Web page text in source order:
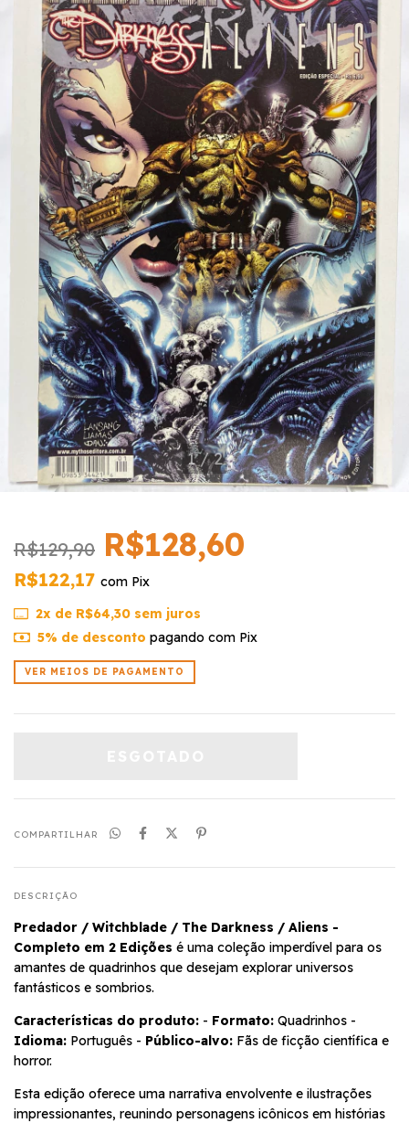
1/2
R$129,90 R$128,60
R$122,17 com Pix
2x de R$64,30sem juros
5% de desconto pagando com Pix
VER MEIOS DE PAGAMENTO
COMPARTILHAR
DESCRIÇÃO
Predador / Witchblade / The Darkness / Aliens -
Completo em 2 Edições é uma coleção imperdível para os
amantes de quadrinhos que desejam explorar universos
fantásticos e sombrios.
Características do produto: - Formato: Quadrinhos -
Idioma: Português - Público-alvo: Fãs de ficção científica e
horror.
Esta edição oferece uma narrativa envolvente e ilustrações
impressionantes, reunindo personagens icônicos em histórias